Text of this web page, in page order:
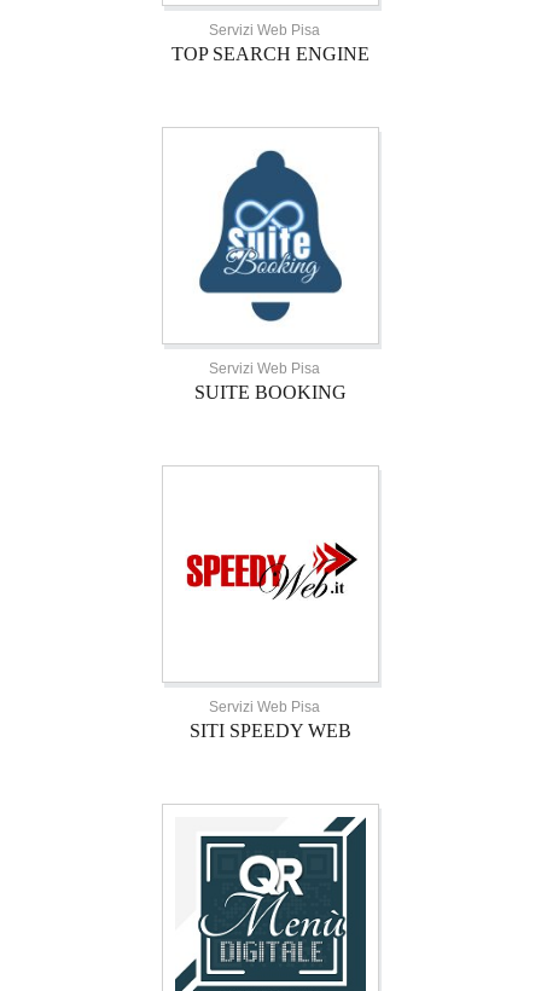
Servizi Web Pisa
TOP SEARCH ENGINE
Servizi Web Pisa
SUITE BOOKING
Servizi Web Pisa
SITI SPEEDY WEB